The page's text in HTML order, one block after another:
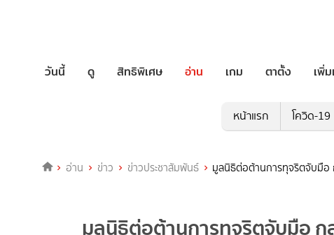
วันนี้ ดู สิทธิพิเศษ อ่าน เกม ตาตั้ง เพิ่
หน้าแรก โควิด-19
อ่าน ข่าว ข่าวประชาสัมพันธ์ มูลนิธิต่อต้านการทุจริตจับมือ
มูลนิธิต่อต้านการทุจริตจับมือ ก